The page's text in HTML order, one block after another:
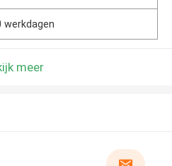
werkdagen
meer